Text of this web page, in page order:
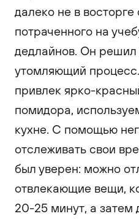
далеко не в
потраченного на
дедлайнов. Он решил
утомляющий
привлек ярко-
помидора,
кухне. С помощью
отслеживать свои
был уверен: можно
отвлекающие вещи,
20-25 минут, а затем